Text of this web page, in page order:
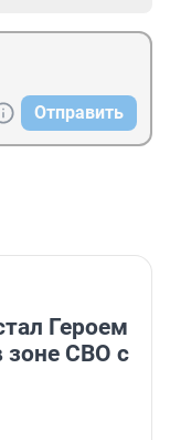
Отправить
Героем
зоне СВО с